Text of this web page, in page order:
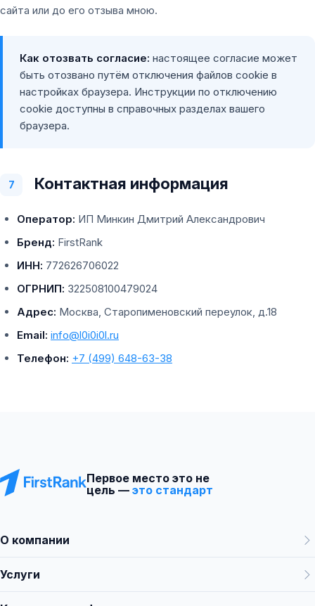
сайта или до его отзыва мною.
Как отозвать согласие: настоящее согласие может
быть отозвано путём отключения файлов cookie в
настройках браузера. Инструкции по отключению
cookie доступны в справочных разделах вашего
браузера.
7 Контактная информация
Оператор: ИП Минкин Дмитрий Александрович
Бренд: FirstRank
ИНН: 772626706022
ОГРНИП: 322508100479024
Адрес: Москва, Старопименовский переулок, д.18
Email: info@l0i0i0l.ru
Телефон: +7 (499) 648-63-38
Первое место это не
цель — это стандарт
О компании
Услуги